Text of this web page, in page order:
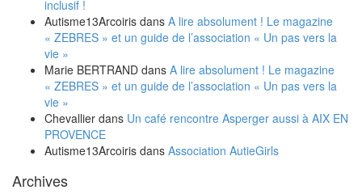
inclusif !
Autisme13Arcoiris dans A lire absolument ! Le magazine
« ZEBRES » et un guide de l’association « Un pas vers la
vie »
Marie BERTRAND dans A lire absolument ! Le magazine
« ZEBRES » et un guide de l’association « Un pas vers la
vie »
Chevallier dans Un café rencontre Asperger aussi à AIX EN
PROVENCE
Autisme13Arcoiris dans Association AutieGirls
Archives